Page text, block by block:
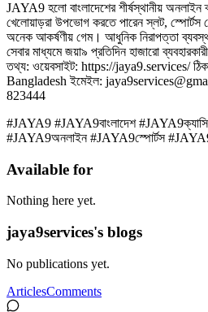
JAYA9 হলো বাংলাদেশের শীর্ষস্থানীয় অনলাইন
খেলোয়াড়রা উপভোগ করতে পারেন স্লট, স্পোর্টস
অনেক আকর্ষণীয় গেম। আধুনিক নিরাপত্তা
সেবার মাধ্যমে জয়া৯ প্রতিদিন হাজারো
তথ্য: ওয়েবসাইট: https://jaya9.services/
Bangladesh ইমেইল:
823444
#JAYA9 #JAYA9বাংলাদেশ
#JAYA9অনলাইন #JAYA9স্পোর্টস
Available for
Nothing here yet.
jaya9services's blogs
No publications yet.
ArticlesComments